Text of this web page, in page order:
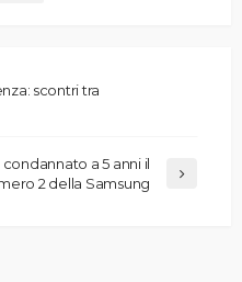
scontri tra
a 5 anni il
2 della Samsung